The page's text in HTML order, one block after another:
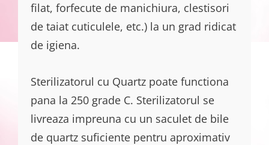
filat, forfecute de manichiura, clestisori
de taiat cuticulele, etc.) la un grad ridicat
de igiena.
Sterilizatorul cu Quartz poate functiona
pana la 250 grade C. Sterilizatorul se
livreaza impreuna cu un saculet de bile
de quartz suficiente pentru aproximativ